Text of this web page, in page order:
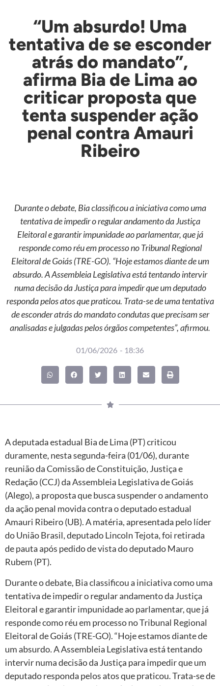
“Um absurdo! Uma
tentativa de se esconder
atrás do mandato”,
afirma Bia de Lima ao
criticar proposta que
tenta suspender ação
penal contra Amauri
Ribeiro
Durante o debate, Bia classificou a iniciativa como uma
tentativa de impedir o regular andamento da Justiça
Eleitoral e garantir impunidade ao parlamentar, que já
responde como réu em processo no Tribunal Regional
Eleitoral de Goiás (TRE-GO). “Hoje estamos diante de um
absurdo. A Assembleia Legislativa está tentando intervir
numa decisão da Justiça para impedir que um deputado
responda pelos atos que praticou. Trata-se de uma tentativa
de esconder atrás do mandato condutas que precisam ser
analisadas e julgadas pelos órgãos competentes”, afirmou.
01/06/2026 - 18:36
A deputada estadual Bia de Lima (PT) criticou
duramente, nesta segunda-feira (01/06), durante
reunião da Comissão de Constituição, Justiça e
Redação (CCJ) da Assembleia Legislativa de Goiás
(Alego), a proposta que busca suspender o andamento
da ação penal movida contra o deputado estadual
Amauri Ribeiro (UB). A matéria, apresentada pelo líder
do União Brasil, deputado Lincoln Tejota, foi retirada
de pauta após pedido de vista do deputado Mauro
Rubem (PT).
Durante o debate, Bia classificou a iniciativa como uma
tentativa de impedir o regular andamento da Justiça
Eleitoral e garantir impunidade ao parlamentar, que já
responde como réu em processo no Tribunal Regional
Eleitoral de Goiás (TRE-GO). “Hoje estamos diante de
um absurdo. A Assembleia Legislativa está tentando
intervir numa decisão da Justiça para impedir que um
deputado responda pelos atos que praticou. Trata-se de